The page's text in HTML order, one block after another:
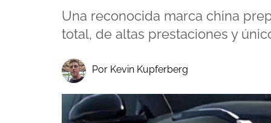
Una reconocida marca china
total, de altas prestaciones y
Por Kevin Kupferberg